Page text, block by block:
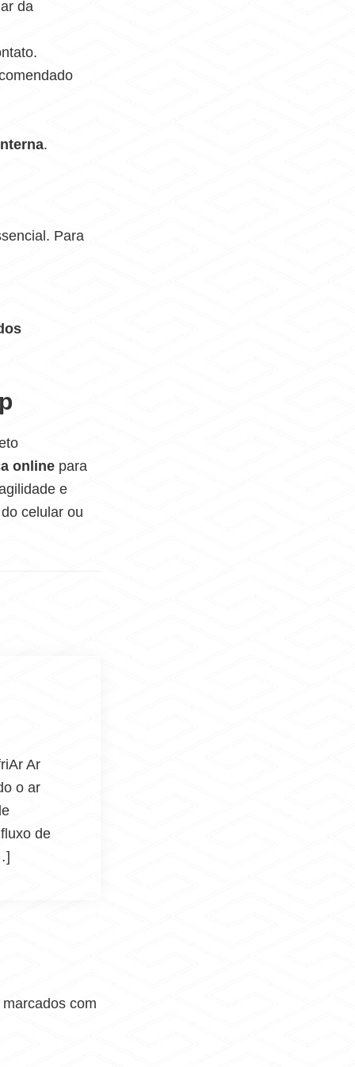
da
.
Para
online para
e
celular ou
Ar
o ar
de
com